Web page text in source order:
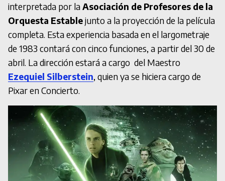
interpretada por laAsociación de Profesores de la
Orquesta Establejunto a la proyección de la película
completa. Esta experiencia basada en el largometraje
de 1983 contará con cinco funciones, a partir del 30 de
abril. La dirección estará a cargo del Maestro
Ezequiel Silberstein, quien ya se hiciera cargo de
Pixar en Concierto.